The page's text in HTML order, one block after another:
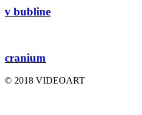
v bubline
cranium
© 2018 VIDEOART